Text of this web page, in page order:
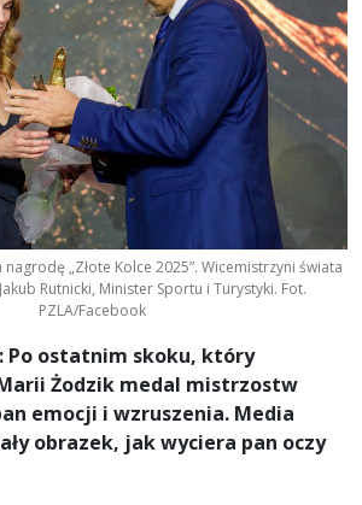
„Złote Kolce 2025”. Wicemistrzyni świata
Rutnicki, Minister Sportu i Turystyki. Fot.
PZLA/Facebook
Po ostatnim skoku, który
Żodzik medal mistrzostw
emocji i wzruszenia. Media
obrazek, jak wyciera pan oczy